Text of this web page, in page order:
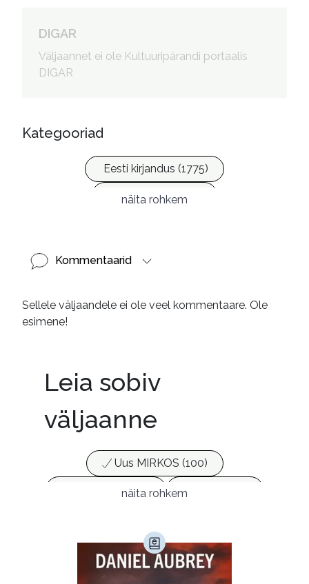
DIGAR
Väljaannet ei ole Kultuuripärandi portaalis
DIGAR
Kategooriad
Eesti kirjandus (1775)
Ilukirjandus (4255)
näita rohkem
Kommentaarid
Sellele väljaandele ei ole veel kommentaare. Ole
esimene!
Leia sobiv
väljaanne
Uus MIRKOS (100)
Populaarsed (25)
Ajakirjad (17)
Armastusromaanid (294)
Audioperioodika
näita rohkem